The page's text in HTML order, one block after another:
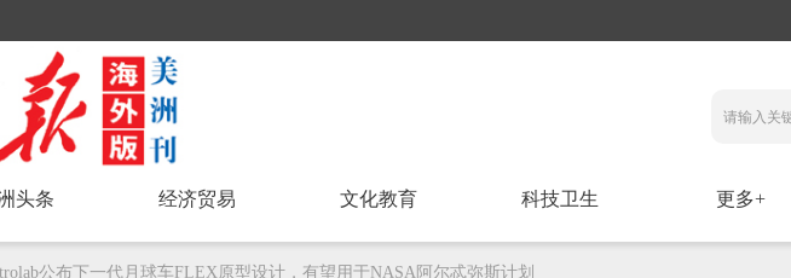
头条 经济贸易 文化教育 科技卫生 更多+
公布下一代月球车FLEX原型设计，有望用于NASA阿尔忒弥斯计划